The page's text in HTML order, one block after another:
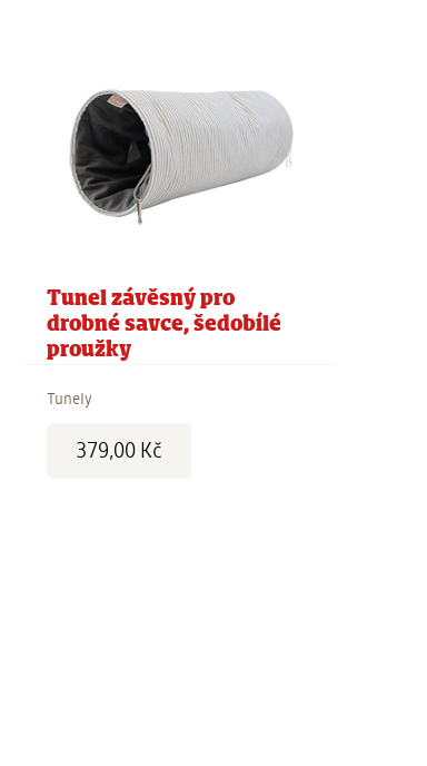
Tunel závěsný pro
drobné savce, šedobílé
proužky
Tunely
379,00 Kč